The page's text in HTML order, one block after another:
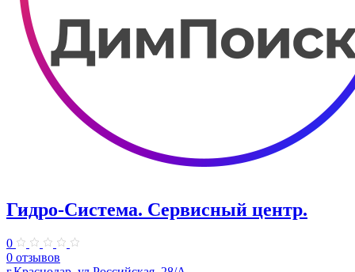
Гидро-Система. ​Сервисный центр.
0
0 отзывов